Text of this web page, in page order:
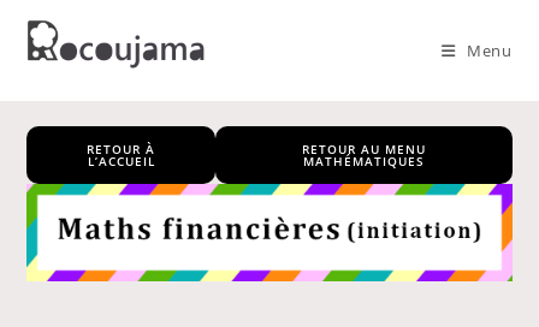
Skip
Menu
RETOUR À
L’ACCUEIL
RETOUR AU MENU
MATHÉMATIQUES